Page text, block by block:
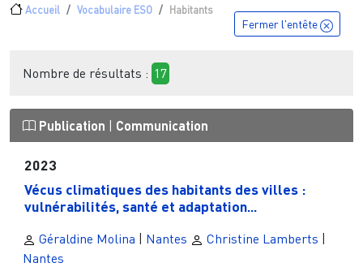
Fil d'Ariane
Accueil Vocabulaire ESO Habitants
Fermer l'entête
Nombre de résultats : 17
Publication Communication
2023
Vécus climatiques des habitants des villes :
vulnérabilités, santé et adaptation...
Géraldine Molina | Nantes Christine Lamberts |
Nantes